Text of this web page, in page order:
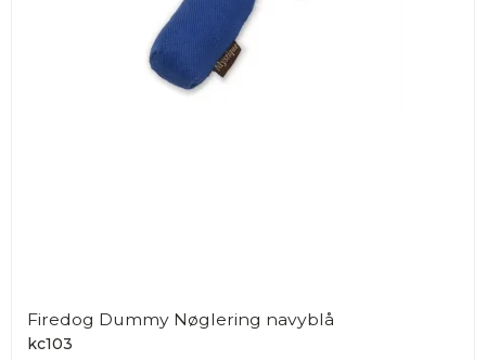
Firedog Dummy Nøglering navyblå
kc103